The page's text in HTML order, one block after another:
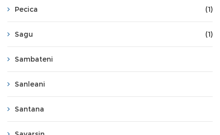
Pecica (1)
Sagu (1)
Sambateni
Sanleani
Santana